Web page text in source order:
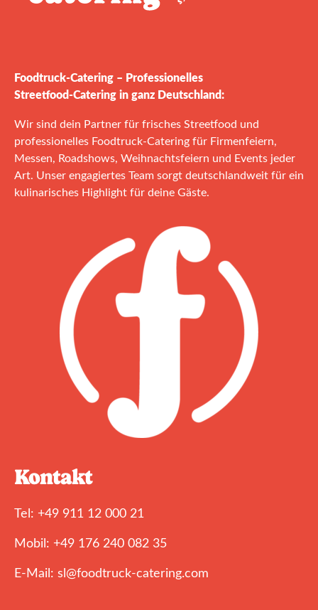
Foodtruck‑Catering – Professionelles
Streetfood‑Catering in ganz Deutschland:
Wir sind dein Partner für frisches Streetfood und
professionelles Foodtruck‑Catering für Firmenfeiern,
Messen, Roadshows, Weihnachtsfeiern und Events jeder
Art. Unser engagiertes Team sorgt deutschlandweit für ein
kulinarisches Highlight für deine Gäste.
Kontakt
Tel: +49 911 12 000 21
Mobil: +49 176 240 082 35
E-Mail: sl@foodtruck-catering.com